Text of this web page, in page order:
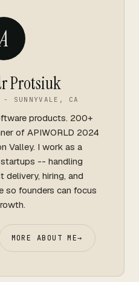
Protsiuk
- SUNNYVALE, CA
products. 200+
of APIWORLD 2024
Valley. I work as a
-- handling
delivery, hiring, and
so founders can focus
MORE ABOUT ME→